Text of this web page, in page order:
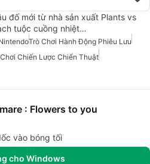
đố mới từ nhà sản xuất Plants vs
tuộc cuồng nhiệt…
Trò Chơi Hành Động Phiêu Lưu
Chiến Lược Chiến Thuật
: Flowers to you
vào bóng tối
cho Windows